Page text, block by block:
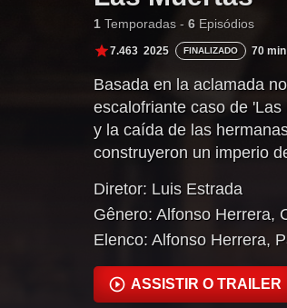
1 Temporadas - 6 Episódios
7.463 2025 FINALIZADO 70 min
Basada en la aclamada
escalofriante caso de
y la caída de las
construyeron un imperio
despiadadas y temidas del
Diretor: Luis Estrada
Gênero: Alfonso Herrera,
Elenco: Alfonso Herrera,
ASSISTIR O TRAILER